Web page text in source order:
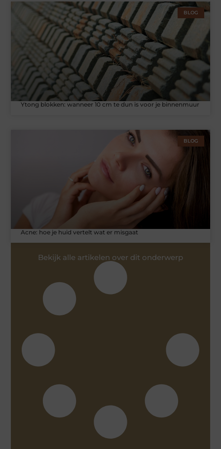
BLOG
Ytong blokken: wanneer 10 cm te dun is voor je binnenmuur
BLOG
Acne: hoe je huid vertelt wat er misgaat
Bekijk alle artikelen over dit onderwerp